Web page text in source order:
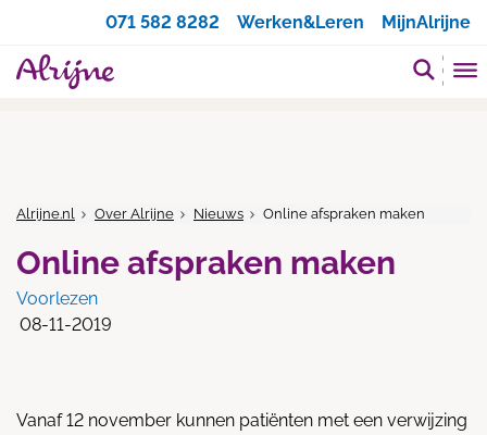
071 582 8282
Werken&Leren MijnAlrijne
Alrijne.nl Over Alrijne Nieuws Online afspraken maken
Online afspraken maken
Voorlezen
08-11-2019
Vanaf 12 november kunnen patiënten met een verwijzing